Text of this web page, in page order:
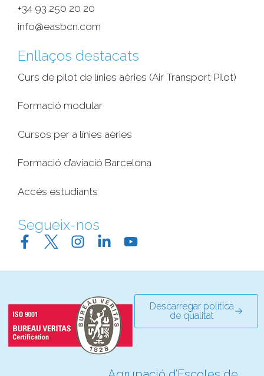
+34 93 250 20 20
info@easbcn.com
Enllaços destacats
Curs de pilot de línies aèries (Air Transport Pilot)
Formació modular
Cursos per a línies aèries
Formació d’aviació Barcelona
Accés estudiants
Segueix-nos
Descarregar política
de qualitat